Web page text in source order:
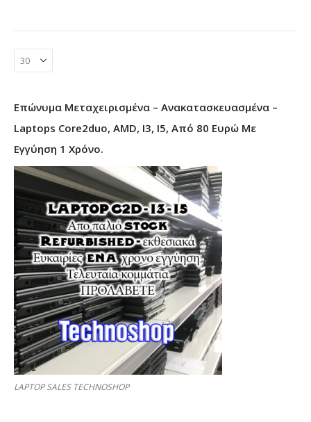
Επώνυμα Μεταχειρισμένα – Ανακατασκευασμένα –
Laptops Core2duo, AMD, I3, I5, Από 80 Ευρώ Με
Εγγύηση 1 Χρόνο.
LAPTOP SALES TECHNOSHOP